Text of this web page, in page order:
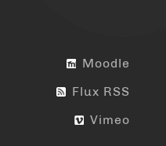
Moodle
Flux RSS
Vimeo